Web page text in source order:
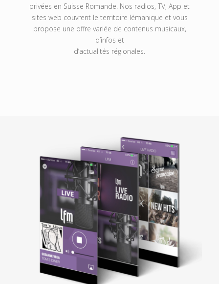
privées en Suisse Romande. Nos radios, TV, App et
sites web couvrent le territoire lémanique et vous
propose une offre variée de contenus musicaux,
d’infos et
d’actualités régionales.